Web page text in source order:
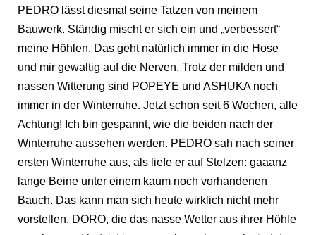
PEDRO lässt diesmal seine Tatzen von meinem
Bauwerk. Ständig mischt er sich ein und „verbessert“
meine Höhlen. Das geht natürlich immer in die Hose
und mir gewaltig auf die Nerven. Trotz der milden und
nassen Witterung sind POPEYE und ASHUKA noch
immer in der Winterruhe. Jetzt schon seit 6 Wochen, alle
Achtung! Ich bin gespannt, wie die beiden nach der
Winterruhe aussehen werden. PEDRO sah nach seiner
ersten Winterruhe aus, als liefe er auf Stelzen: gaaanz
lange Beine unter einem kaum noch vorhandenen
Bauch. Das kann man sich heute wirklich nicht mehr
vorstellen. DORO, die das nasse Wetter aus ihrer Höhle